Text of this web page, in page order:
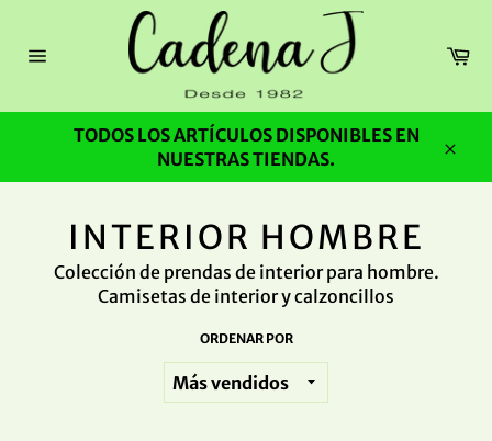
Navegación
TODOS LOS ARTÍCULOS DISPONIBLES EN
NUESTRAS TIENDAS.
INTERIOR HOMBRE
Colección de prendas de interior para hombre.
Camisetas de interior y calzoncillos
ORDENAR POR